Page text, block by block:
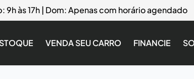
9h às 17h | Dom: Apenas com horário agendado
VENDA SEU CARRO FINANCIE